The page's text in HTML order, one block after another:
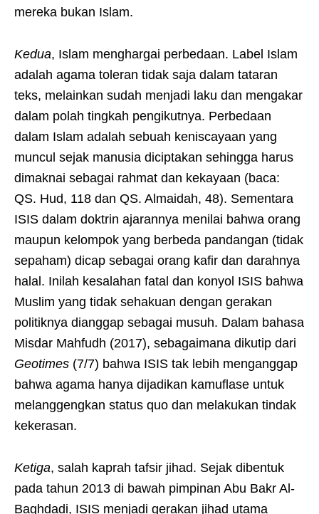
mereka bukan Islam.
Kedua, Islam menghargai perbedaan. Label Islam
adalah agama toleran tidak saja dalam tataran
teks, melainkan sudah menjadi laku dan mengakar
dalam polah tingkah pengikutnya. Perbedaan
dalam Islam adalah sebuah keniscayaan yang
muncul sejak manusia diciptakan sehingga harus
dimaknai sebagai rahmat dan kekayaan (baca:
QS. Hud, 118 dan QS. Almaidah, 48). Sementara
ISIS dalam doktrin ajarannya menilai bahwa orang
maupun kelompok yang berbeda pandangan (tidak
sepaham) dicap sebagai orang kafir dan darahnya
halal. Inilah kesalahan fatal dan konyol ISIS bahwa
Muslim yang tidak sehakuan dengan gerakan
politiknya dianggap sebagai musuh. Dalam bahasa
Misdar Mahfudh (2017), sebagaimana dikutip dari
Geotimes (7/7) bahwa ISIS tak lebih menganggap
bahwa agama hanya dijadikan kamuflase untuk
melanggengkan status quo dan melakukan tindak
kekerasan.
Ketiga, salah kaprah tafsir jihad. Sejak dibentuk
pada tahun 2013 di bawah pimpinan Abu Bakr Al-
Baghdadi, ISIS menjadi gerakan jihad utama